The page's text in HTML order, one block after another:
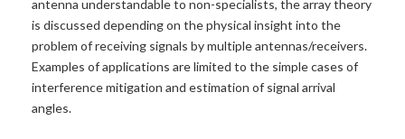
antenna understandable to non-specialists, the array theory
is discussed depending on the physical insight into the
problem of receiving signals by multiple antennas/receivers.
Examples of applications are limited to the simple cases of
interference mitigation and estimation of signal arrival
angles.